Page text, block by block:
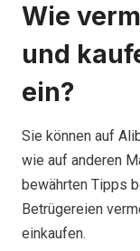
Wie
und
ein?
Sie können auf
wie auf anderen
bewährten Tipps
Betrügereien
einkaufen.